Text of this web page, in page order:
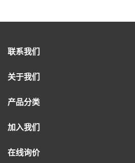
联系我们
关于我们
产品分类
加入我们
在线询价